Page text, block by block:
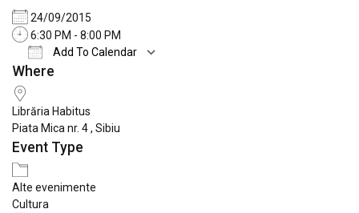
24/09/2015
6:30 PM - 8:00 PM
Add To Calendar
Download ICS
Where
Librăria Habitus
Piata Mica nr. 4 , Sibiu
Event Type
Alte evenimente
Cultura